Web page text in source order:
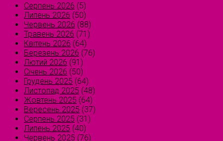
Серпень 2026 (5)
Липень 2026 (50)
Червень 2026 (88)
Травень 2026 (71)
Квітень 2026 (64)
Березень 2026 (76)
Лютий 2026 (91)
Січень 2026 (50)
Грудень 2025 (64)
Листопад 2025 (48)
Жовтень 2025 (64)
Вересень 2025 (37)
Серпень 2025 (31)
Липень 2025 (40)
Червень 2025 (76)